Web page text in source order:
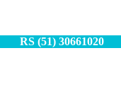
RS (51) 30661020